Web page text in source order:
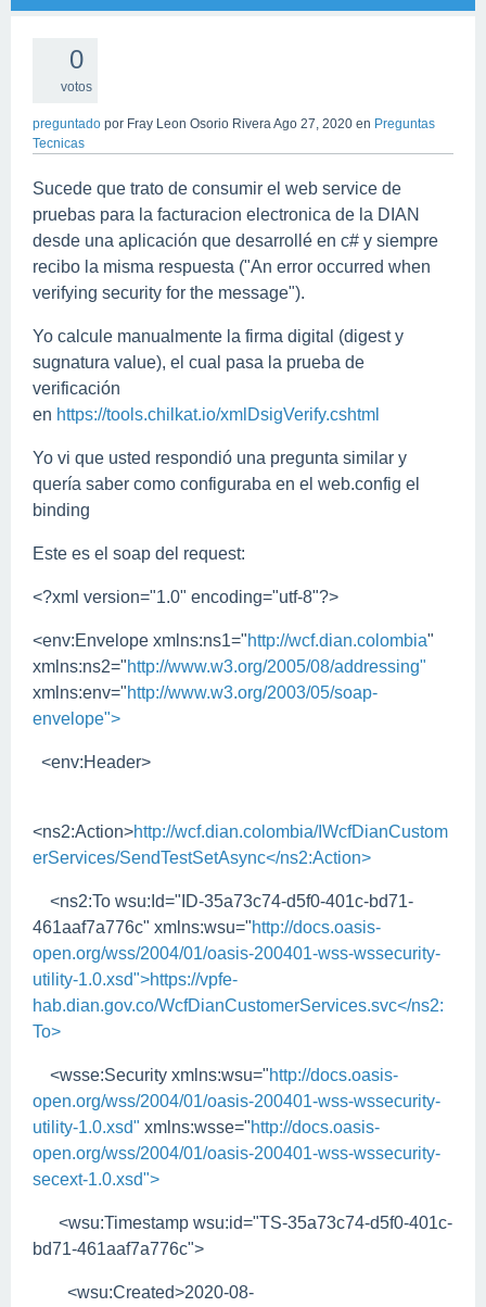
0
votos
preguntado por Fray Leon Osorio Rivera Ago 27, 2020 en Preguntas
Tecnicas
Sucede que trato de consumir el web service de
pruebas para la facturacion electronica de la DIAN
desde una aplicación que desarrollé en c# y siempre
recibo la misma respuesta ("An error occurred when
verifying security for the message").
Yo calcule manualmente la firma digital (digest y
sugnatura value), el cual pasa la prueba de
verificación
en https://tools.chilkat.io/xmlDsigVerify.cshtml
Yo vi que usted respondió una pregunta similar y
quería saber como configuraba en el web.config el
binding
Este es el soap del request:
<?xml version="1.0" encoding="utf-8"?>
<env:Envelope xmlns:ns1="http://wcf.dian.colombia"
xmlns:ns2="http://www.w3.org/2005/08/addressing"
xmlns:env="http://www.w3.org/2003/05/soap-
envelope">
<env:Header>
<ns2:Action>http://wcf.dian.colombia/IWcfDianCustom
erServices/SendTestSetAsync</ns2:Action>
<ns2:To wsu:Id="ID-35a73c74-d5f0-401c-bd71-
461aaf7a776c" xmlns:wsu="http://docs.oasis-
open.org/wss/2004/01/oasis-200401-wss-wssecurity-
utility-1.0.xsd">https://vpfe-
hab.dian.gov.co/WcfDianCustomerServices.svc</ns2:
To>
<wsse:Security xmlns:wsu="http://docs.oasis-
open.org/wss/2004/01/oasis-200401-wss-wssecurity-
utility-1.0.xsd" xmlns:wsse="http://docs.oasis-
open.org/wss/2004/01/oasis-200401-wss-wssecurity-
secext-1.0.xsd">
<wsu:Timestamp wsu:id="TS-35a73c74-d5f0-401c-
bd71-461aaf7a776c">
<wsu:Created>2020-08-